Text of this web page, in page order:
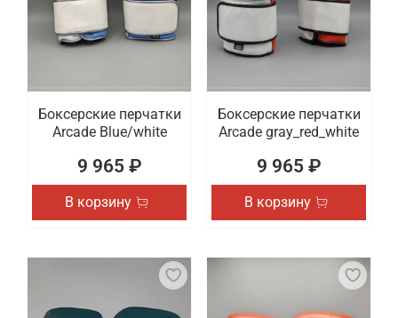
Боксерские перчатки
Arcade Blue/white
9 965 ₽
В корзину
Боксерские перчатки
Arcade gray_red_white
9 965 ₽
В корзину